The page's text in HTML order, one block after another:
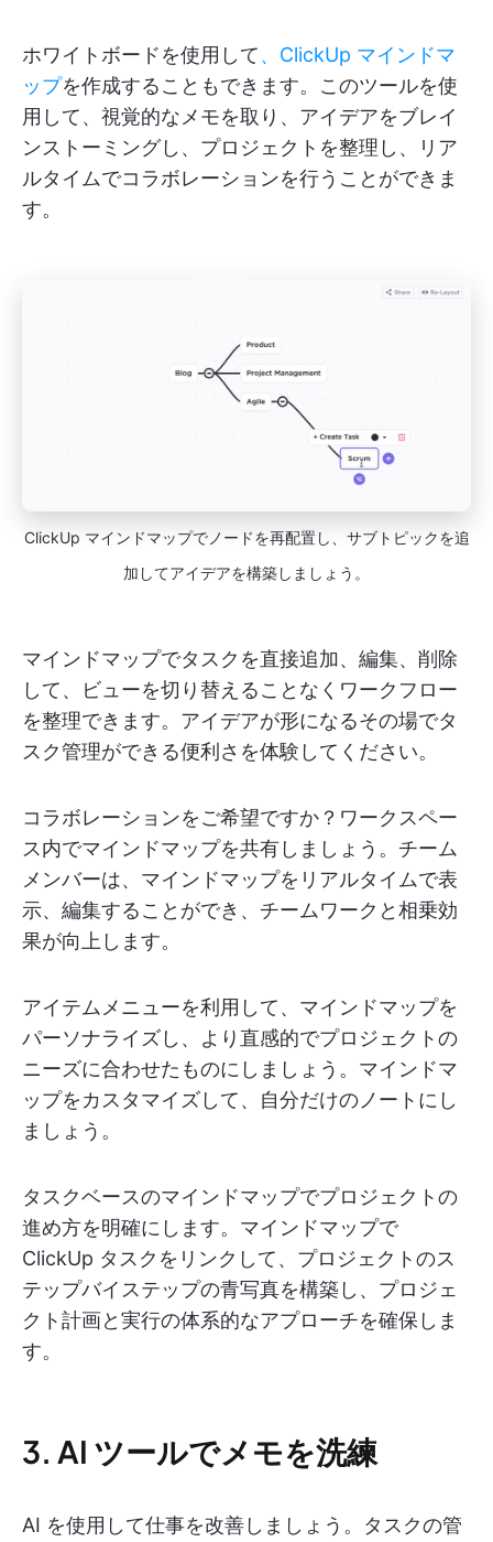
ホワイトボードを使用して、ClickUp マインドマ
ップを作成することもできます。このツールを使
用して、視覚的なメモを取り、アイデアをブレイ
ンストーミングし、プロジェクトを整理し、リア
ルタイムでコラボレーションを行うことができま
す。
ClickUp マインドマップでノードを再配置し、サブトピックを追
加してアイデアを構築しましょう。
マインドマップでタスクを直接追加、編集、削除
して、ビューを切り替えることなくワークフロー
を整理できます。アイデアが形になるその場でタ
スク管理ができる便利さを体験してください。
コラボレーションをご希望ですか？ワークスペー
ス内でマインドマップを共有しましょう。チーム
メンバーは、マインドマップをリアルタイムで表
示、編集することができ、チームワークと相乗効
果が向上します。
アイテムメニューを利用して、マインドマップを
パーソナライズし、より直感的でプロジェクトの
ニーズに合わせたものにしましょう。マインドマ
ップをカスタマイズして、自分だけのノートにし
ましょう。
タスクベースのマインドマップでプロジェクトの
進め方を明確にします。マインドマップで
ClickUp タスクをリンクして、プロジェクトのス
テップバイステップの青写真を構築し、プロジェ
クト計画と実行の体系的なアプローチを確保しま
す。
3. AI ツールでメモを洗練
AI を使用して仕事を改善しましょう。タスクの管